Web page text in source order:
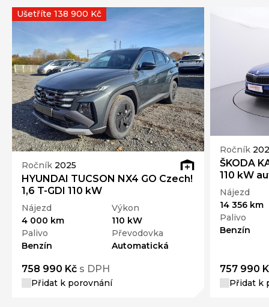
Ročník 2025
HYUNDAI TUCSON NX4 GO Czech!
1,6 T-GDI 110 kW
Nájezd
4 000 km
Výkon
110 kW
Palivo
Benzín
Převodovka
Automatická
758 990 Kč s DPH
Přidat k porovnání
Ušetříte 138 900 Kč
Ročník
ŠKODA
110 kW
Nájezd
14 356 km
Palivo
Benzín
757 990
Přidat k